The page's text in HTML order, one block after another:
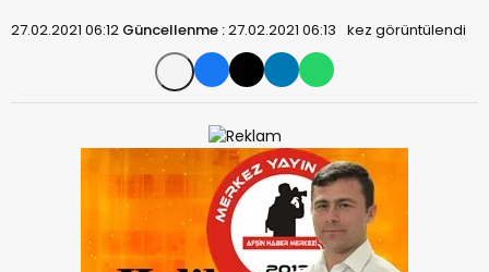
27.02.2021 06:12 Güncellenme :27.02.2021 06:13 kez görüntülendi